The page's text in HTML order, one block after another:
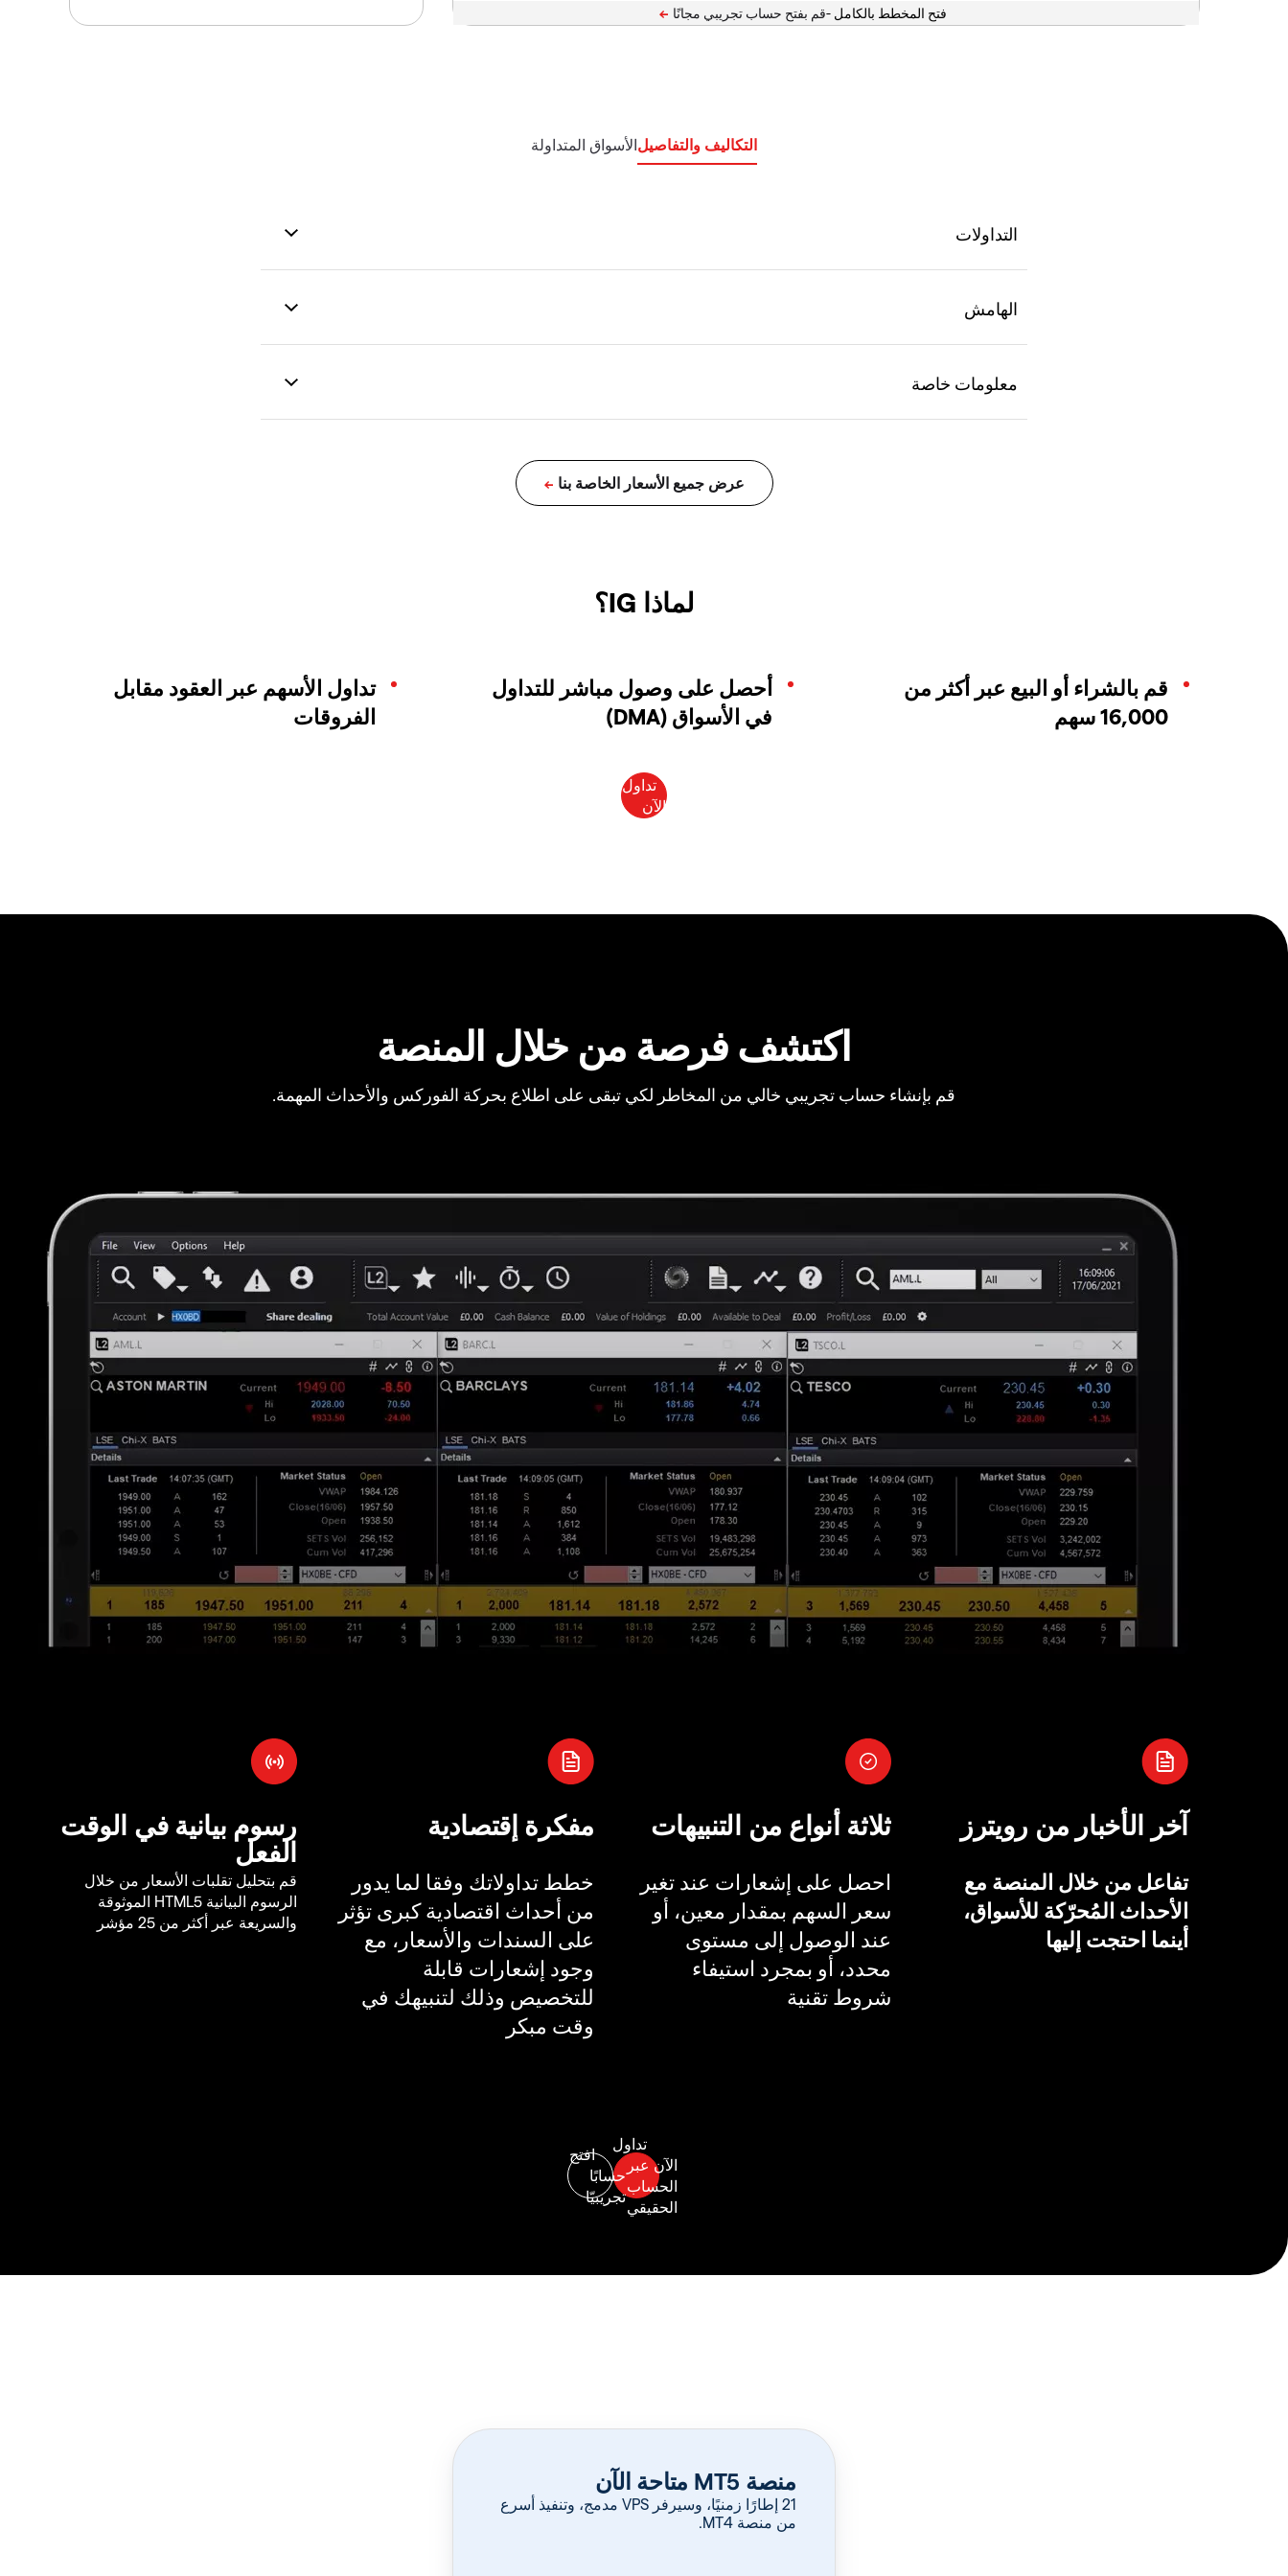
فتح المخطط بالكامل -
التكاليف والتفاصيلالأسواق المتداولة
لماذا IG؟
قم بالشراء أو البيع عبر أكثر من
16,000 سهم
أحصل على وصول مباشر للتداول
في الأسواق (DMA)
تداول الأسهم عبر العقود مقابل
الفروقات
اكتشف فرصة من خلال المنصة
قم بإنشاء حساب تجريبي خالي من المخاطر لكي تبقى على اطلاع بحركة الفوركس والأحداث المهمة.
آخر الأخبار من رويترز
تفاعل من خلال المنصة مع
الأحداث المُحرّكة للأسواق،
أينما احتجت إليها
ثلاثة أنواع من التنبيهات
احصل على إشعارات عند تغير
سعر السهم بمقدار معين، أو
عند الوصول إلى مستوى
محدد، أو بمجرد استيفاء
شروط تقنية
مفكرة إقتصادية
خطط تداولاتك وفقا لما يدور
من أحداث اقتصادية كبرى تؤثر
على السندات والأسعار، مع
وجود إشعارات قابلة
للتخصيص وذلك لتنبيهك في
وقت مبكر
رسوم بيانية في الوقت
الفعل
قم بتحليل تقلبات الأسعار من خلال
الرسوم البيانية HTML5 الموثوقة
والسريعة عبر أكثر من 25 مؤشر
منصة MT5 متاحة الآن
‏21 إطارًا زمنيًا، وسيرفر VPS مدمج، وتنفيذ أسرع
من منصة MT4.